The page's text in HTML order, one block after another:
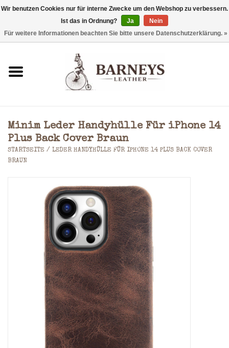
0 Artikel - €0,00
Geldbörse
Rucksäcke
Schultertaschen
Accessoires
Minim Leder Handyhülle Für iPhone 14
Plus Back Cover Braun
STARTSEITE / LEDER HANDYHÜLLE FÜR IPHONE 14 PLUS BACK COVER
BRAUN
Wir benutzen Cookies nur für interne Zwecke um den Webshop zu verbessern.
Ist das in Ordnung?
Ja
Nein
Für weitere Informationen beachten Sie bitte unsere Datenschutzerklärung. »